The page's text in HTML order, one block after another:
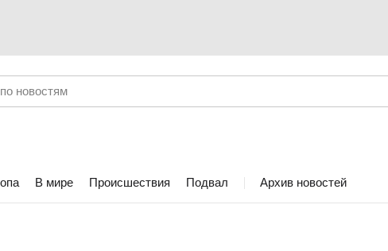
В мире Происшествия Подвал Архив новостей